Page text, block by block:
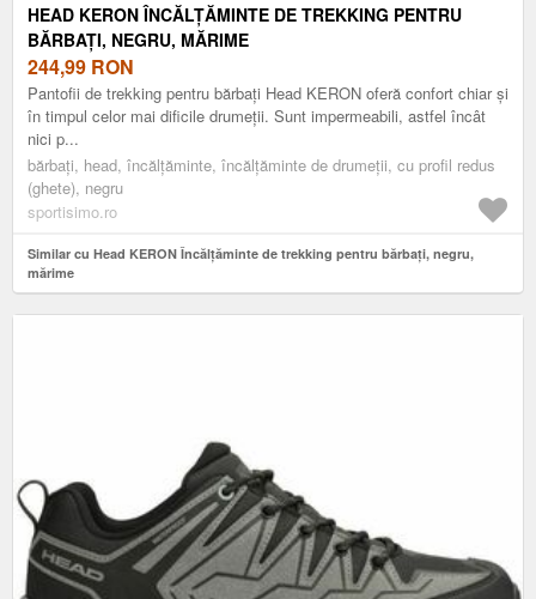
HEAD KERON ÎNCĂLȚĂMINTE DE TREKKING PENTRU
BĂRBAȚI, NEGRU, MĂRIME
244,99 RON
Pantofii de trekking pentru bărbați Head KERON oferă confort chiar și
în timpul celor mai dificile drumeții. Sunt impermeabili, astfel încât
nici p...
bărbați, head, încălțăminte, încălțăminte de drumeții, cu profil redus
(ghete), negru
sportisimo.ro
Similar cu Head KERON Încălțăminte de trekking pentru bărbați, negru,
mărime